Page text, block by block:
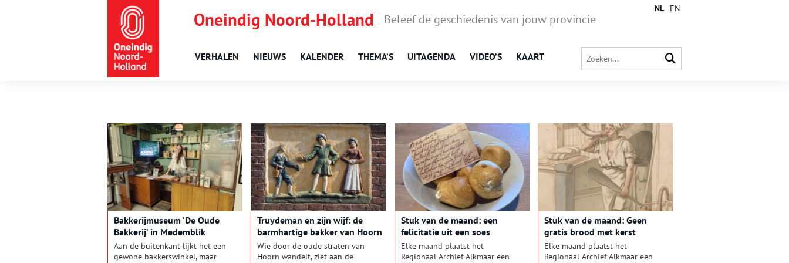
Oneindig Noord-Holland Beleef de geschiedenis van jouw provincie
VERHALEN NIEUWS KALENDER THEMA’S UITAGENDA VIDEO’S KAART
NL EN
Bakkerijmuseum ‘De Oude
Bakkerij’ in Medemblik
Aan de buitenkant lijkt het een
gewone bakkerswinkel, maar
Truydeman en zijn wijf: de
barmhartige bakker van Hoorn
Wie door de oude straten van
Hoorn wandelt, ziet aan de
Stuk van de maand: een
felicitatie uit een soes
Elke maand plaatst het
Regionaal Archief Alkmaar een
Stuk van de maand: Geen
gratis brood met kerst
Elke maand plaatst het
Regionaal Archief Alkmaar een